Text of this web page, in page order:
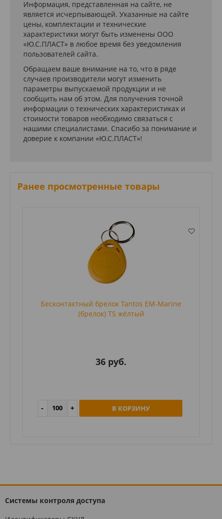
Информация, представленная на сайте, не
является исчерпывающей. Указанные на сайте
цены, комплектации и технические
характеристики могут быть изменены ООО
«Ю.С.ПЛАСТ» в любое время без уведомления
пользователей сайта.
Обращаем ваше внимание на то, что в ряде
случаев производители могут изменить
параметры выпускаемой продукции и не
сообщить нам об этом. Для получения точной
информации о технических характеристиках и
стоимости товаров необходимо связаться с
нашими специалистами. Спасибо за понимание и
доверие к компании «Ю.С.ПЛАСТ»!
Ранее просмотренные товары
Бесконтактный брелок Tantos EM-Marine
(брелок) TS жёлтый
36 руб.
В КОРЗИНУ
Системы контроля доступа